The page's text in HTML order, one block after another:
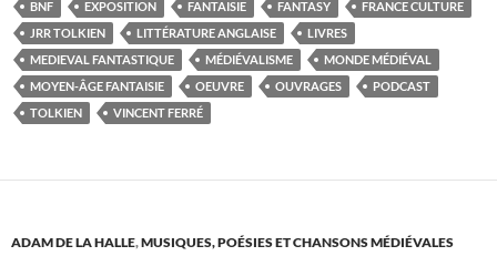
BNF EXPOSITION FANTAISIE FANTASY
FRANCE CULTURE
JRR TOLKIEN
LITTÉRATURE ANGLAISE
LIVRES
MEDIEVAL FANTASTIQUE
MÉDIÉVALISME
MONDE MÉDIÉVAL
MOYEN-ÂGE FANTAISIE
OEUVRE OUVRAGES
PODCAST
TOLKIEN
VINCENT FERRÉ
ADAM DE LA HALLE,MUSIQUES, POÉSIES ET CHANSONS MÉDIÉVALES